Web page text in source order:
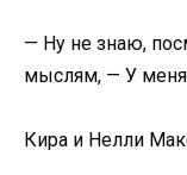
— Ну не знаю,
мыслям, — У меня
Кира и Нелли